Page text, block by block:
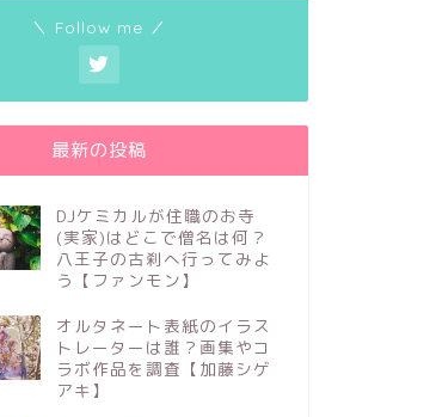
＼ Follow me ／
最新の投稿
DJケミカルが住職のお寺
(実家)はどこで僧名は何？
八王子の古刹へ行ってみよ
う【ファンモン】
オルタネート表紙のイラス
トレーターは誰？画集やコ
ラボ作品を調査【加藤シゲ
アキ】